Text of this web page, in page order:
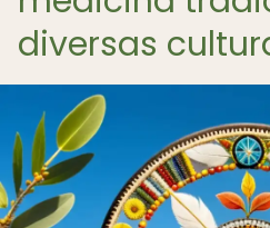
diversas